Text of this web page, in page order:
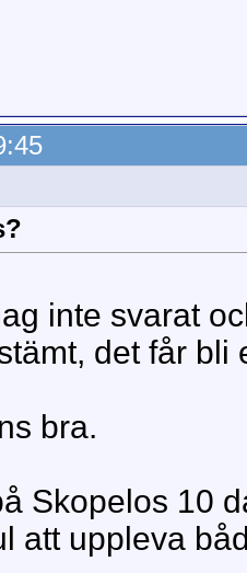
inte svarat
det får
bra.
Skopelos 10
att uppleva